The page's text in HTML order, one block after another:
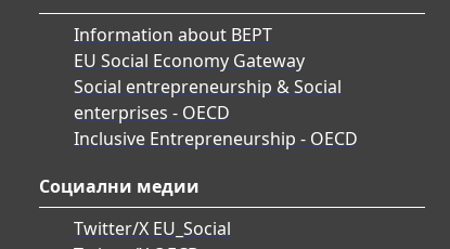
Information about BEPT
EU Social Economy Gateway
Social entrepreneurship & Social
enterprises - OECD
Inclusive Entrepreneurship - OECD
Социални медии
Twitter/X EU_Social